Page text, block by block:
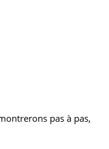
pas à pas,